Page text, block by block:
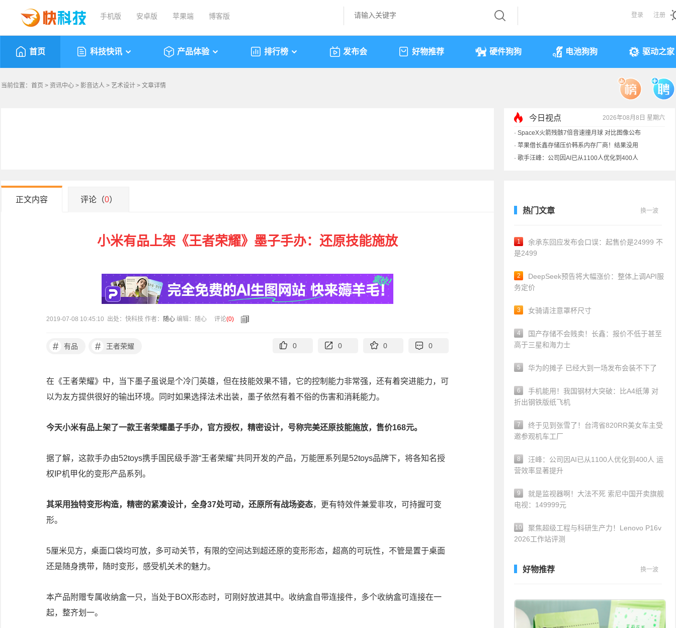
手机版 安卓版 苹果端 博客版 登录 注册
首页 科技快讯 产品体验 排行榜 发布会 好物推荐 硬件狗狗 电池狗狗 驱动之家
当前位置： 首页 > 资讯中心 > 影音达人 > 艺术设计 > 文章详情
今日视点 2026年08月8日 星期六
· 索尼旗舰电视上市：115寸、149999元
· SpaceX火箭残骸7倍音速撞月球 对比图像公布
· 苹果借长鑫存储压价韩系内存厂商！结果没用
正文内容 评论（0）
小米有品上架《王者荣耀》墨子手办：还原技能施放
2019-07-08 10:45:10 出处：快科技 作者： 随心 编辑：随心 评论(0)
# 有品 # 王者荣耀 0 0 0 0
在《王者荣耀》中，当下墨子虽说是个冷门英雄，但在技能效果不错，它的控制能力非常强，还有着突进能力，可
以为友方提供很好的输出环境。同时如果选择法术出装，墨子依然有着不俗的伤害和消耗能力。
今天小米有品上架了一款王者荣耀墨子手办，官方授权，精密设计，号称完美还原技能施放，售价168元。
据了解，这款手办由52toys携手国民级手游“王者荣耀"共同开发的产品，万能匣系列是52toys品牌下，将各知名授
权IP机甲化的变形产品系列。
其采用独特变形构造，精密的紧凑设计，全身37处可动，还原所有战场姿态，更有特效件兼爱非攻，可持握可变
形。
5厘米见方，桌面口袋均可放，多可动关节，有限的空间达到超还原的变形形态，超高的可玩性，不管是置于桌面
还是随身携带，随时变形，感受机关术的魅力。
本产品附赠专属收纳盒一只，当处于BOX形态时，可刚好放进其中。收纳盒自带连接件，多个收纳盒可连接在一
起，整齐划一。
热门文章 换一波
1
余承东回应发布会口误：起售价是24999 不
是2499
2
DeepSeek预告将大幅涨价：整体上调API服
务定价
3 女骑请注意罩杯尺寸
4
国产存储不会贱卖！长鑫：报价不低于甚至
高于三星和海力士
5 华为的摊子 已经大到一场发布会装不下了
6
手机能用！我国钢材大突破：比A4纸薄 对
折出钢铁版纸飞机
7
终于见到张雪了！台湾省820RR美女车主受
邀参观机车工厂
8
汪峰：公司因AI已从1100人优化到400人 运
营效率显著提升
9
就是监视器啊！大法不死 索尼中国开卖旗舰
电视：149999元
10
聚焦超级工程与科研生产力！Lenovo P16v
2026工作站评测
好物推荐 换一波